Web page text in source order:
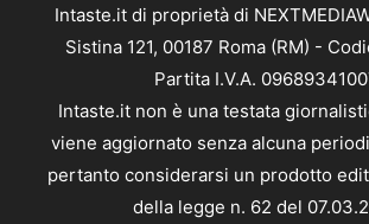
Intaste.it di proprietà di
Sistina 121, 00187 Roma (RM) -
Partita I.V.A.
Intaste.it non è una testata
viene aggiornato senza alcuna
pertanto considerarsi un prodotto
della legge n. 62 del